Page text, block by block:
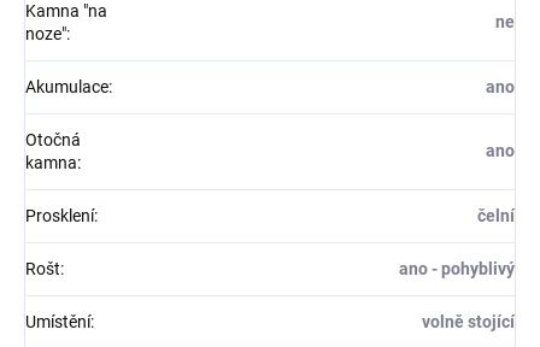
Kamna "na
noze":
ne
Akumulace: ano
Otočná
kamna:
ano
Prosklení: čelní
Rošt: ano - pohyblivý
Umístění: volně stojící